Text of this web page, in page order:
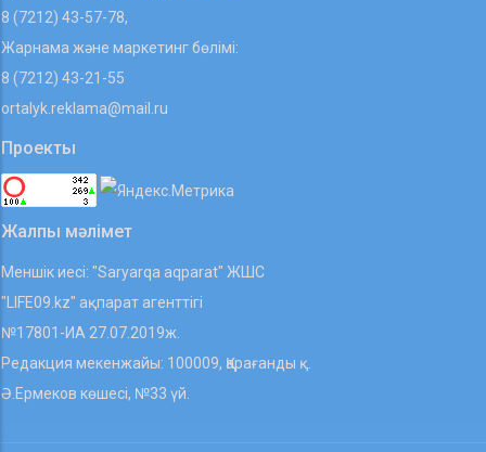
8 (7212) 43-57-78,
Жарнама және маркетинг бөлімі:
8 (7212) 43-21-55
ortalyk.reklama@mail.ru
Проекты
Жалпы мәлімет
Меншік иесі: "Saryarqa aqparat" ЖШС
"LIFE09.kz" ақпарат агенттігі
№17801-ИА 27.07.2019ж.
Редакция мекенжайы: 100009, Қарағанды қ.
Ә.Ермеков көшесі, №33 үй.